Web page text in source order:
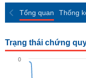
ngành
giao
dịch
So
sánh
Báo
cáo
Tổng quan Thống
Trạng thái chứng
0
KINH
THẾ
GIỚI